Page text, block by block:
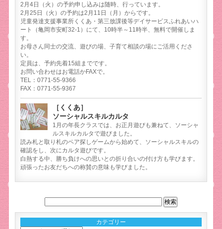
2月4日（火）の予約申し込みは随時、行っています。
2月25日（火）の予約は2月11日（月）からです。
児童発達支援事業所くくあ・第三放課後等デイサービスふれあいハ
ート（亀岡市安町32-1）にて、10時半～11時半、無料で開催しま
す。
お母さん同士の交流、遊びの場、子育て相談の場にご活用くださ
い。
定員は、予約先着15組までです。
お問い合わせはお電話かFAXで。
TEL：0771-55-9366
FAX：0771-55-9367
［くくあ］
ソーシャルスキルカルタ
1月の年長クラスでは、お正月遊びも兼ねて、ソーシャ
ルスキルカルタで遊びました。
読み札と取り札のペア探しゲームから始めて、ソーシャルスキルの
確認をし、次にカルタ遊びです。
白熱する中、勝ち負けへの思いとの折り合いの付け方も学びます。
頑張ったお友だちへの称賛の意味も学びました。
カテゴリー